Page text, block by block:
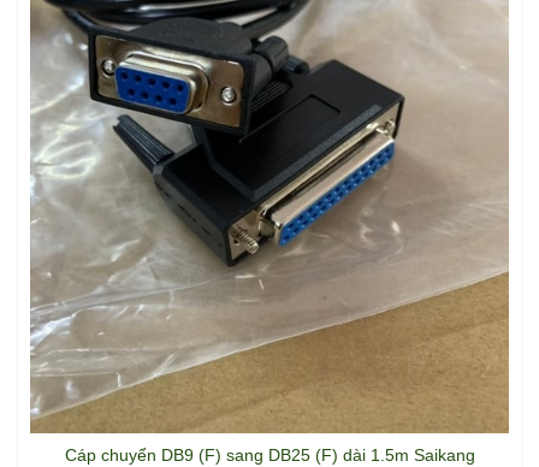
Cáp chuyển DB9 (F) sang DB25 (F) dài 1.5m Saikang